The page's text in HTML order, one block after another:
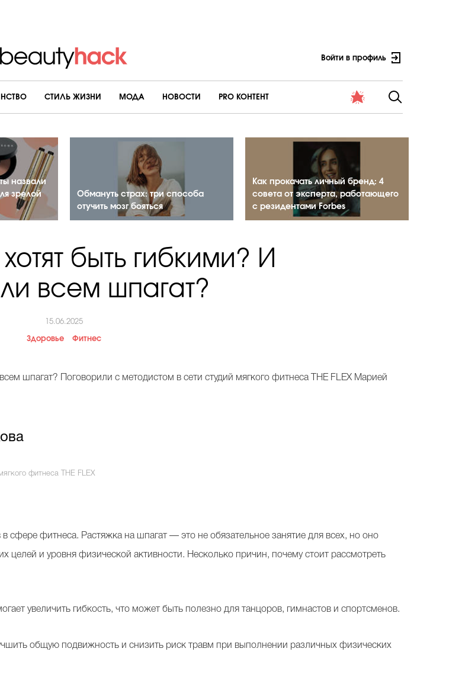
Войти в профиль
CТИЛЬ ЖИЗНИ МОДА НОВОСТИ PRO КОНТЕНТ
назвали
зрелой
Обмануть страх: три способа
отучить мозг бояться
Как прокачать личный бренд: 4
совета от эксперта, работающего
с резидентами Forbes
быть гибкими? И
всем шпагат?
15.06.2025
Здоровье Фитнес
шпагат? Поговорили с методистом в сети студий мягкого фитнеса THE FLEX Марией
фитнеса THE FLEX
сфере фитнеса. Растяжка на шпагат — это не обязательное занятие для всех, но оно
целей и уровня физической активности. Несколько причин, почему стоит рассмотреть
увеличить гибкость, что может быть полезно для танцоров, гимнастов и спортсменов.
общую подвижность и снизить риск травм при выполнении различных физических